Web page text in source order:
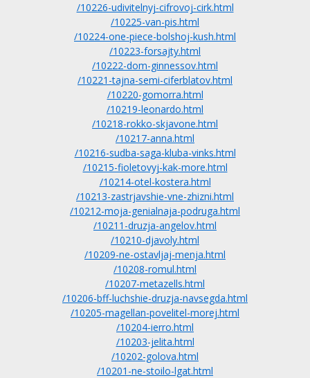
/10226-udivitelnyj-cifrovoj-cirk.html
/10225-van-pis.html
/10224-one-piece-bolshoj-kush.html
/10223-forsajty.html
/10222-dom-ginnessov.html
/10221-tajna-semi-ciferblatov.html
/10220-gomorra.html
/10219-leonardo.html
/10218-rokko-skjavone.html
/10217-anna.html
/10216-sudba-saga-kluba-vinks.html
/10215-fioletovyj-kak-more.html
/10214-otel-kostera.html
/10213-zastrjavshie-vne-zhizni.html
/10212-moja-genialnaja-podruga.html
/10211-druzja-angelov.html
/10210-djavoly.html
/10209-ne-ostavljaj-menja.html
/10208-romul.html
/10207-metazells.html
/10206-bff-luchshie-druzja-navsegda.html
/10205-magellan-povelitel-morej.html
/10204-ierro.html
/10203-jelita.html
/10202-golova.html
/10201-ne-stoilo-lgat.html